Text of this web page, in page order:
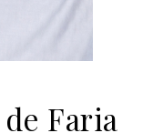
Faria